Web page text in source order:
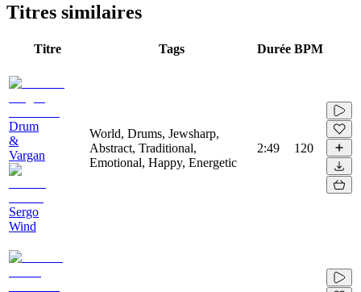
Titres similaires
Titre Tags Durée BPM
Drum
&
Vargan
Sergo
Wind
World, Drums, Jewsharp,
Abstract, Traditional,
Emotional, Happy, Energetic
2:49 120